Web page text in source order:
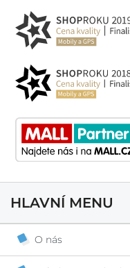
HLAVNÍ MENU
O nás